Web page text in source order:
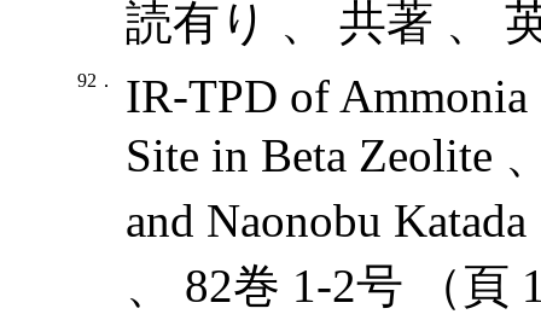
読有り 、 共著 、
92．
IR-TPD of
Site in Beta Zeolite
and Naonobu
、 82巻 1-2号 （頁